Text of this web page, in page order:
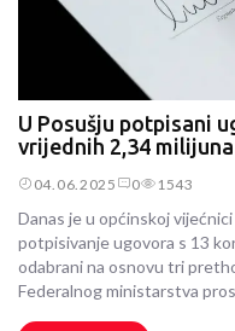
U Posušju potpisani
vrijednih 2,34
04.06.2025 0 1543
Danas je u općinskoj
potpisivanje ugovora s 13
odabrani na osnovu tri
Federalnog ministarstva